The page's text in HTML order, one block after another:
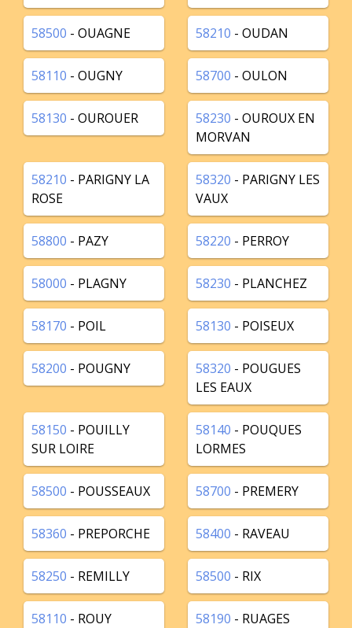
58500 - OUAGNE 58210 - OUDAN
58110 - OUGNY 58700 - OULON
58130 - OUROUER 58230 - OUROUX EN
MORVAN
58210 - PARIGNY LA
ROSE
58320 - PARIGNY LES
VAUX
58800 - PAZY 58220 - PERROY
58000 - PLAGNY 58230 - PLANCHEZ
58170 - POIL 58130 - POISEUX
58200 - POUGNY 58320 - POUGUES
LES EAUX
58150 - POUILLY
SUR LOIRE
58140 - POUQUES
LORMES
58500 - POUSSEAUX 58700 - PREMERY
58360 - PREPORCHE 58400 - RAVEAU
58250 - REMILLY 58500 - RIX
58110 - ROUY 58190 - RUAGES